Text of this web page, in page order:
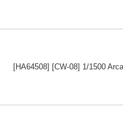
[HA64508] [CW-08] 1/1500